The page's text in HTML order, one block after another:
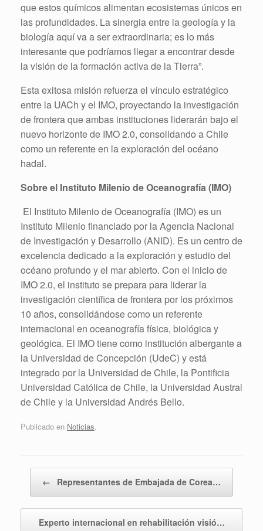
que estos químicos alimentan ecosistemas únicos en
las profundidades. La sinergia entre la geología y la
biología aquí va a ser extraordinaria; es lo más
interesante que podríamos llegar a encontrar desde
la visión de la formación activa de la Tierra”.
Esta exitosa misión refuerza el vínculo estratégico
entre la UACh y el IMO, proyectando la investigación
de frontera que ambas instituciones liderarán bajo el
nuevo horizonte de IMO 2.0, consolidando a Chile
como un referente en la exploración del océano
hadal.
Sobre el Instituto Milenio de Oceanografía (IMO)
El Instituto Milenio de Oceanografía (IMO) es un
Instituto Milenio financiado por la Agencia Nacional
de Investigación y Desarrollo (ANID). Es un centro de
excelencia dedicado a la exploración y estudio del
océano profundo y el mar abierto. Con el inicio de
IMO 2.0, el instituto se prepara para liderar la
investigación científica de frontera por los próximos
10 años, consolidándose como un referente
internacional en oceanografía física, biológica y
geológica. El IMO tiene como institución albergante a
la Universidad de Concepción (UdeC) y está
integrado por la Universidad de Chile, la Pontificia
Universidad Católica de Chile, la Universidad Austral
de Chile y la Universidad Andrés Bello.
Publicado en Noticias.
← Representantes de Embajada de Corea…
Experto internacional en rehabilitación visió…